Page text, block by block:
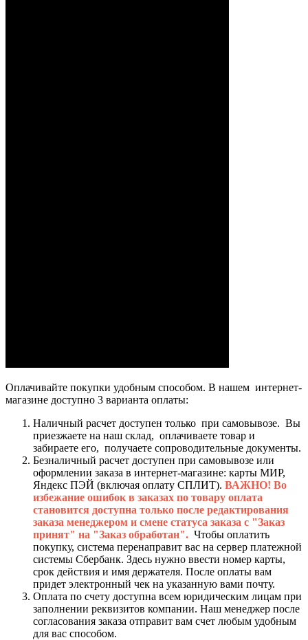
Оплачивайте покупки удобным способом. В нашем интернет-
магазине доступно 3 варианта оплаты:
Наличный расчет доступен только при самовывозе. Вы
приезжаете на наш склад, оплачиваете товар и
забираете его, получаете сопроводительные документы.
Безналичный расчет доступен при самовывозе или
оформлении заказа в интернет-магазине: карты МИР,
Яндекс ПЭЙ (включая оплату СПЛИТ). ВАЖНО! Во
избежание ошибок в заказах по товару оплата
становится доступна только после редактирования
заказа менеджером и смене статуса заказа с "Заказ
принят" на "Заказ обработан". Чтобы оплатить
покупку, система перенаправит вас на сервер платежной
системы Сбербанк. Здесь нужно ввести номер карты,
срок действия и имя держателя. После оплаты вам
придет электронный чек на указанную вами почту.
Оплата по счету доступна всем юридическим лицам при
заполнении реквизитов компании. Наш менеджер после
согласования заказа отправит вам счет любым удобным
для вас способом.